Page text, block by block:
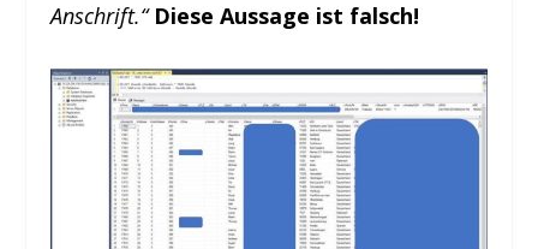
Anschrift.“ Diese Aussage ist falsch!